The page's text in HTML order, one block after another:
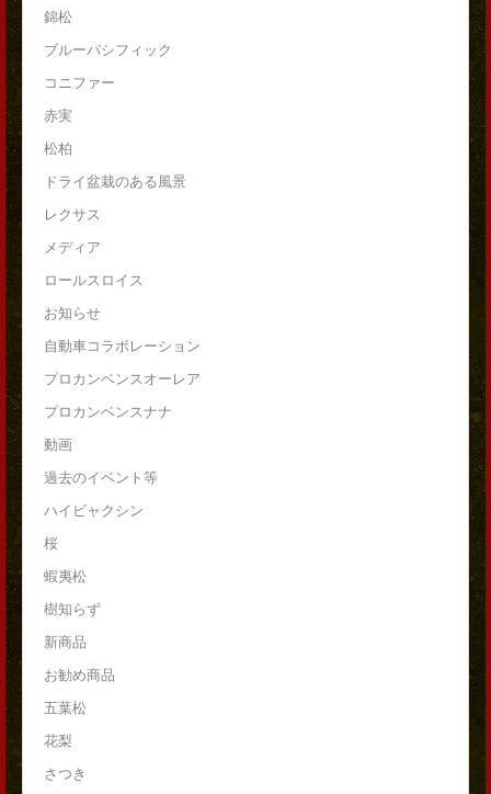
錦松
ブルーパシフィック
コニファー
赤実
松柏
ドライ盆栽のある風景
レクサス
メディア
ロールスロイス
お知らせ
自動車コラボレーション
プロカンベンスオーレア
プロカンベンスナナ
動画
過去のイベント等
ハイビャクシン
桜
蝦夷松
樹知らず
新商品
お勧め商品
五葉松
花梨
さつき